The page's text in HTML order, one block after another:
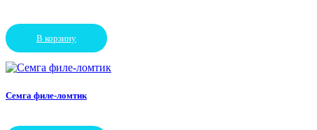
В корзину
Семга филе-ломтик